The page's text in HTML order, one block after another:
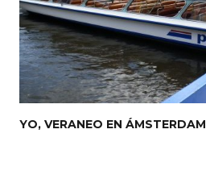
YO, VERANEO EN ÁMSTERDAM